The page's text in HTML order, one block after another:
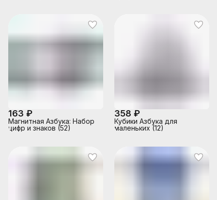
163 ₽
Магнитная Азбука: Набор
цифр и знаков (52)
358 ₽
Кубики Азбука для
маленьких (12)